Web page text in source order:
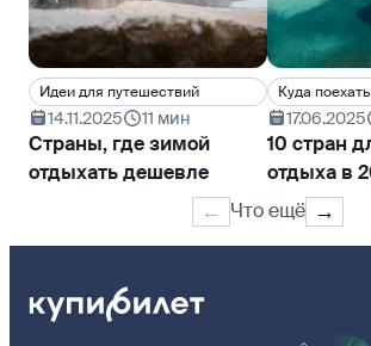
Идеи для путешествий
14.11.2025 11 мин
Страны, где зимой
отдыхать дешевле
Куда поехать
17.06.2025
10 стран
отдыха в
← Что ещё →